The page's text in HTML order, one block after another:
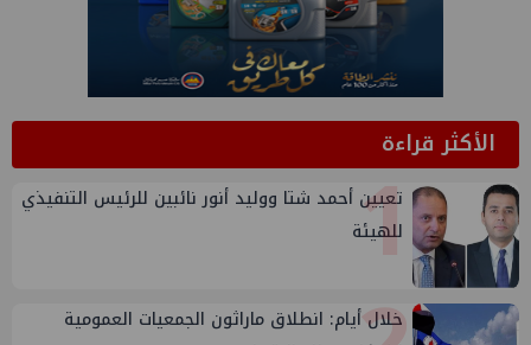
الأكثر قراءة1
تعيين أحمد شتا ووليد أنور نائبين للرئيس التنفيذي
للهيئة
خلال أيام: انطلاق ماراثون الجمعيات العمومية